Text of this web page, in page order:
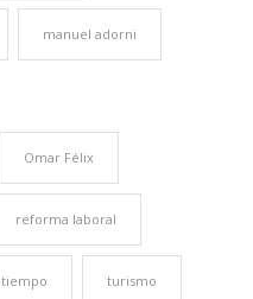
manuel adorni
Omar Félix
reforma laboral
tiempo turismo